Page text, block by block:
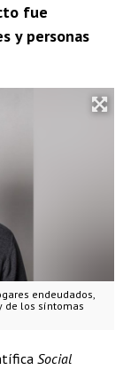
fue
y personas
endeudados,
de los síntomas
Social